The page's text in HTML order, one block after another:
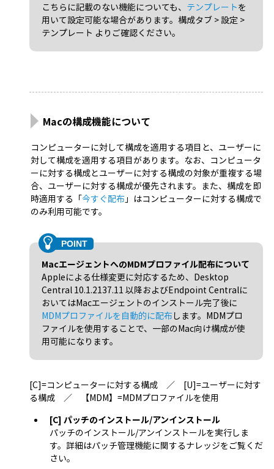
こちらに記載のない機能についても、 テンプレートを
用いて設定可能な場合があります。構成タブ > 設定 >
テンプレート よりご確認ください。
Macの構成機能について
コンピューターに対して構成を適用する項目と、ユーザーに
対して構成を適用する項目があります。なお、コンピュータ
ーに対する構成とユーザーに対する構成の対象が重複する場
合、ユーザーに対する構成が優先されます。また、構成を即
時適用する「今すぐ配布」はコンピューターに対する構成で
のみ利用可能です。
MacエージェントへのMDMプロファイル配布について
Appleによる仕様変更に対応するため、Desktop
Central 10.1.2137.11 以降およびEndpoint Centralに
おいてはMacエージェントのインストール完了後に
MDMプロファイルを自動的に配布します。MDMプロ
ファイルを使用することで、一部のMac向け構成が使
用可能になります。
[C]=コンピューターに対する構成 ／ [U]=ユーザーに対す
る構成 ／ 【MDM】=MDMプロファイルを使用
[C] パッチのインストール/アンインストール
パッチのインストール/アンインストールを実行しま
す。詳細はパッチ管理機能に関するナレッジをご覧くだ
さい。